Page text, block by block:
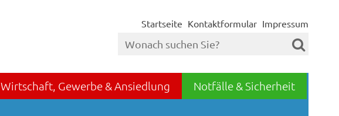
Startseite Kontaktformular Impressum
Wirtschaft, Gewerbe & Ansiedlung
Notfälle & Sicherheit